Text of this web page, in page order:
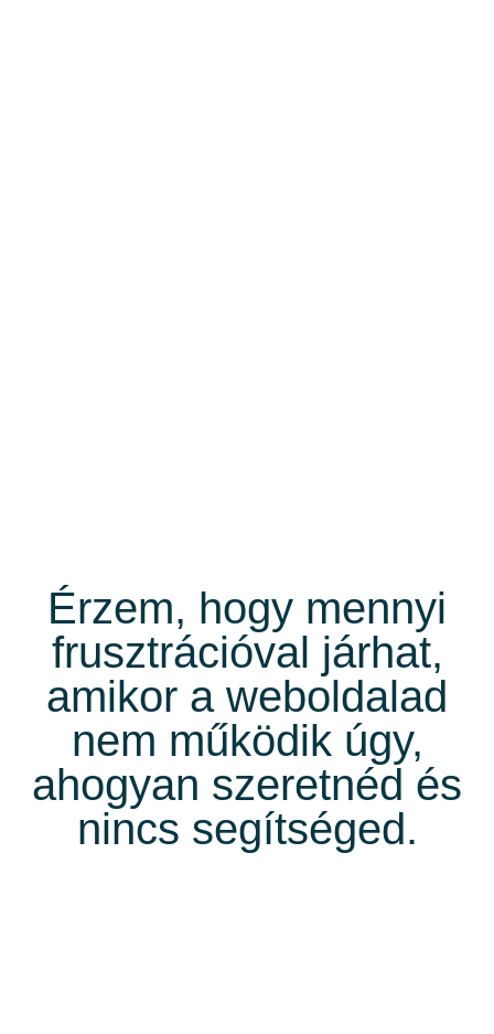
Érzem, hogy mennyi
frusztrációval járhat,
amikor a weboldalad
nem működik úgy,
ahogyan szeretnéd és
nincs segítséged.